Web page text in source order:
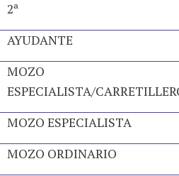
2ª
AYUDANTE
MOZO
ESPECIALISTA/
MOZO ESPECIALISTA
MOZO ORDINARIO